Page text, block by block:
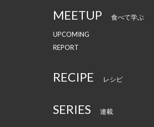
MEETUP 食べて学ぶ
UPCOMING
REPORT
RECIPE レシピ
SERIES 連載